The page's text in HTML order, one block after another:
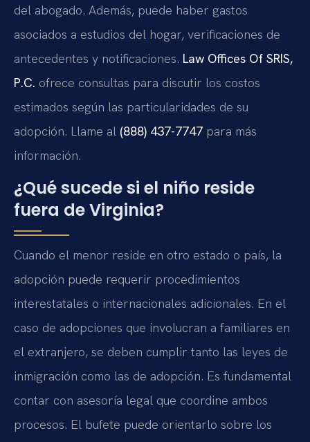
del abogado. Además, puede haber gastos
asociados a estudios del hogar, verificaciones de
antecedentes y notificaciones. Law Offices Of SRIS,
P.C. ofrece consultas para discutir los costos
estimados según las particularidades de su
adopción. Llame al (888) 437-7747 para más
información.
¿Qué sucede si el niño reside
fuera de Virginia?
Cuando el menor reside en otro estado o país, la
adopción puede requerir procedimientos
interestatales o internacionales adicionales. En el
caso de adopciones que involucran a familiares en
el extranjero, se deben cumplir tanto las leyes de
inmigración como las de adopción. Es fundamental
contar con asesoría legal que coordine ambos
procesos. El bufete puede orientarlo sobre los